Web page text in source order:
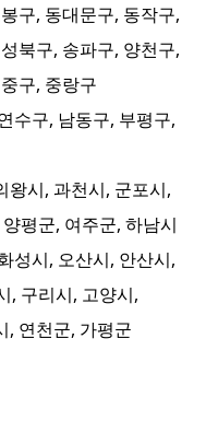
구, 동대문구, 동작구,
북구, 송파구, 양천구,
구, 중랑구
수구, 남동구, 부평구,
왕시, 과천시, 군포시,
평군, 여주군, 하남시
성시, 오산시, 안산시,
, 구리시, 고양시,
, 연천군, 가평군